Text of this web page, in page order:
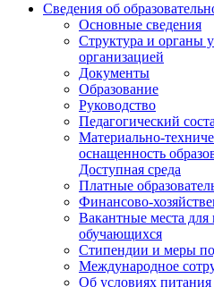
Сведения об
Основные сведения
Структура и органы
организацией
Документы
Образование
Руководство
Педагогический
Материально-
оснащенность
Доступная среда
Платные
Финансово-
Вакантные места для
обучающихся
Стипендии и меры
Международное
Об условиях